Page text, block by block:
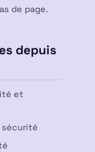
de page.
depuis
et
sécurité